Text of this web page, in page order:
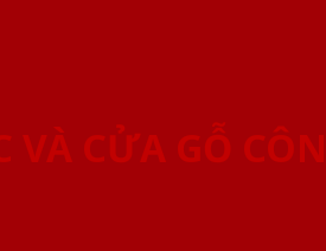
CỬA GỖ